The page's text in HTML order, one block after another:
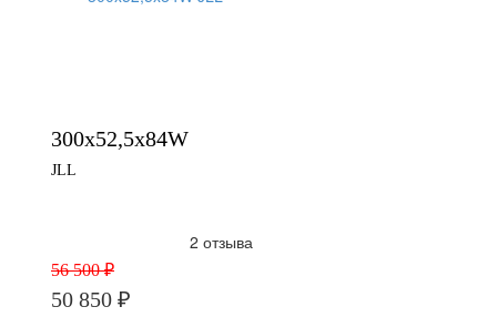
300x52,5x84W
JLL
2 отзыва
56 500 ₽
50 850 ₽